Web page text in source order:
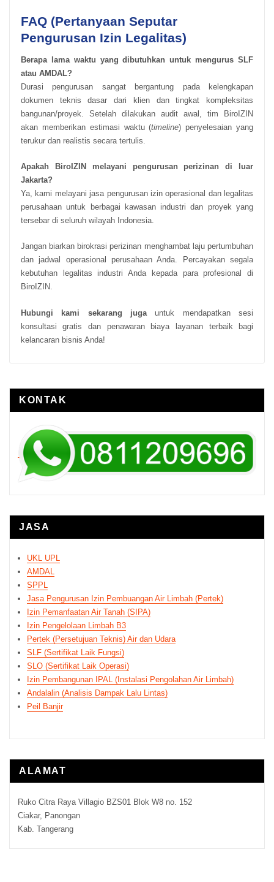
FAQ (Pertanyaan Seputar
Pengurusan Izin Legalitas)
Berapa lama waktu yang dibutuhkan untuk mengurus SLF
atau AMDAL?
Durasi pengurusan sangat bergantung pada kelengkapan
dokumen teknis dasar dari klien dan tingkat kompleksitas
bangunan/proyek. Setelah dilakukan audit awal, tim BiroIZIN
akan memberikan estimasi waktu (timeline) penyelesaian yang
terukur dan realistis secara tertulis.
Apakah BiroIZIN melayani pengurusan perizinan di luar
Jakarta?
Ya, kami melayani jasa pengurusan izin operasional dan legalitas
perusahaan untuk berbagai kawasan industri dan proyek yang
tersebar di seluruh wilayah Indonesia.
Jangan biarkan birokrasi perizinan menghambat laju pertumbuhan
dan jadwal operasional perusahaan Anda. Percayakan segala
kebutuhan legalitas industri Anda kepada para profesional di
BiroIZIN.
Hubungi kami sekarang juga untuk mendapatkan sesi
konsultasi gratis dan penawaran biaya layanan terbaik bagi
kelancaran bisnis Anda!
Paginasi
KONTAK
JASA
UKL UPL
AMDAL
SPPL
Jasa Pengurusan Izin Pembuangan Air Limbah (Pertek)
Izin Pemanfaatan Air Tanah (SIPA)
Izin Pengelolaan Limbah B3
Pertek (Persetujuan Teknis) Air dan Udara
SLF (Sertifikat Laik Fungsi)
SLO (Sertifikat Laik Operasi)
Izin Pembangunan IPAL (Instalasi Pengolahan Air Limbah)
Andalalin (Analisis Dampak Lalu Lintas)
Peil Banjir
ALAMAT
Ruko Citra Raya Villagio BZS01 Blok W8 no. 152
Ciakar, Panongan
Kab. Tangerang